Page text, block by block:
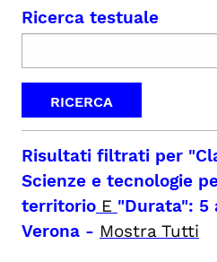
Ricerca testuale
Risultati filtrati per
Scienze e tecnologie
territorio E "Durata": 5
Verona - Mostra Tutti